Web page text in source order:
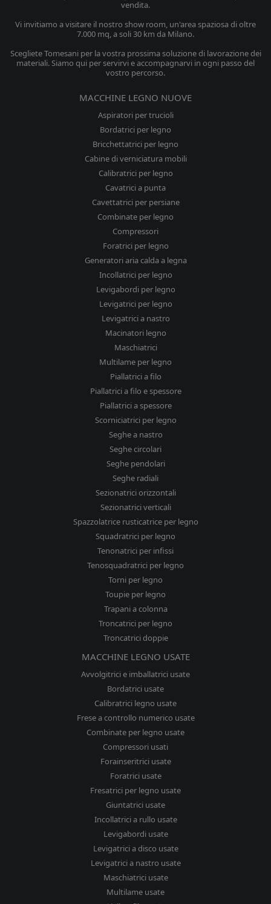
vendita.
Vi invitiamo a visitare il nostro show room, un'area spaziosa di oltre
7.000 mq, a soli 30 km da Milano.
Scegliete Tomesani per la vostra prossima soluzione di lavorazione dei
materiali. Siamo qui per servirvi e accompagnarvi in ogni passo del
vostro percorso.
MACCHINE LEGNO NUOVE
Aspiratori per trucioli
Bordatrici per legno
Bricchettatrici per legno
Cabine di verniciatura mobili
Calibratrici per legno
Cavatrici a punta
Cavettatrici per persiane
Combinate per legno
Compressori
Foratrici per legno
Generatori aria calda a legna
Incollatrici per legno
Levigabordi per legno
Levigatrici per legno
Levigatrici a nastro
Macinatori legno
Maschiatrici
Multilame per legno
Piallatrici a filo
Piallatrici a filo e spessore
Piallatrici a spessore
Scorniciatrici per legno
Seghe a nastro
Seghe circolari
Seghe pendolari
Seghe radiali
Sezionatrici orizzontali
Sezionatrici verticali
Spazzolatrice rusticatrice per legno
Squadratrici per legno
Tenonatrici per infissi
Tenosquadratrici per legno
Torni per legno
Toupie per legno
Trapani a colonna
Troncatrici per legno
Troncatrici doppie
MACCHINE LEGNO USATE
Avvolgitrici e imballatrici usate
Bordatrici usate
Calibratrici legno usate
Frese a controllo numerico usate
Combinate per legno usate
Compressori usati
Forainseritrici usate
Foratrici usate
Fresatrici per legno usate
Giuntatrici usate
Incollatrici a rullo usate
Levigabordi usate
Levigatrici a disco usate
Levigatrici a nastro usate
Maschiatrici usate
Multilame usate